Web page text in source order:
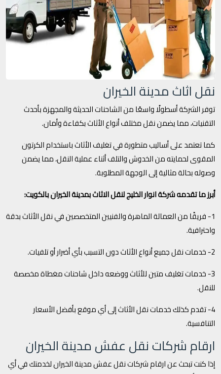
نقل اثاث مدينة الخيران
توفر الشركة أسطولًا واسعًا من الشاحنات الحديثة والمجهزة بأحدث
التقنيات، مما يضمن نقل مختلف أنواع الأثاث بكفاءة وأمان.
كما تعتمد على أساليب متطورة في تغليف الأثاث باستخدام الكرتون
المقوى لحمايته من الخدوش والتلف أثناء عملية النقل، مما يضمن
وصوله بحالة مثالية إلى الوجهة المطلوبة.
أبرز ما تقدمه شركة انوار الخليج لنقل الاثاث بمدينة الخيران بالكويت:
1- فريقًا من العمالة الماهرة والفنيين المتخصصين في نقل الأثاث بدقة
واحترافية.
2- خدمات نقل جميع أنواع الأثاث دون التسبب بأي أضرار أو تلفيات.
3- خدمات تغليف متين للأثاث ووضعه داخل شاحنات مغطاة مخصصة
للنقل.
4- تقدم كذلك خدمات نقل الأثاث إلى أي موقع بأفضل الأسعار
التنافسية.
ارقام شركات نقل عفش مدينة الخيران
إذا كنت تبحث عن ارقام شركات نقل عفش مدينة الخيران لخدمتك في أي